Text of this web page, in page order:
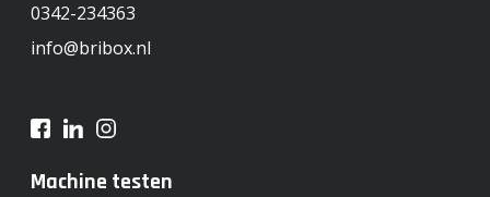
0342-234363
info@bribox.nl
Machine testen